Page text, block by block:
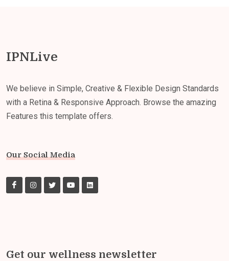
IPNLive
We believe in Simple, Creative & Flexible Design Standards
with a Retina & Responsive Approach. Browse the amazing
Features this template offers.
Our Social Media
Get our wellness newsletter